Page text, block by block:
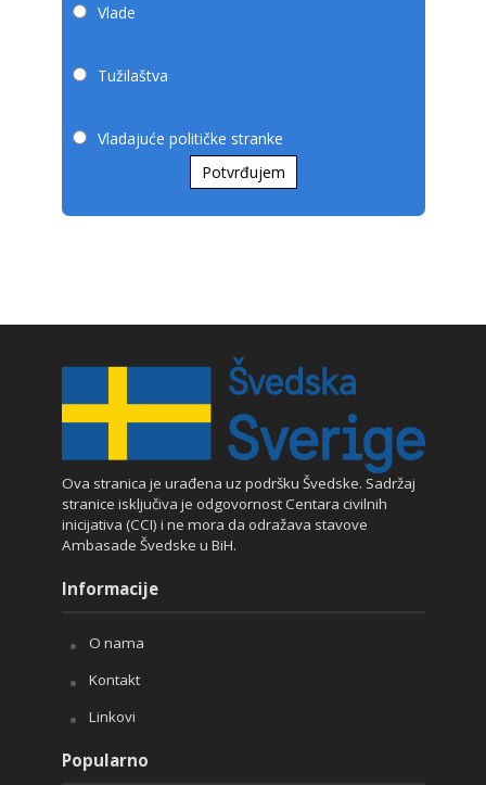
Vlade
Tužilaštva
Vladajuće političke stranke
Potvrđujem
Ova stranica je urađena uz podršku Švedske. Sadržaj
stranice isključiva je odgovornost Centara civilnih
inicijativa (CCI) i ne mora da odražava stavove
Ambasade Švedske u BiH.
Informacije
O nama
Kontakt
Linkovi
Popularno